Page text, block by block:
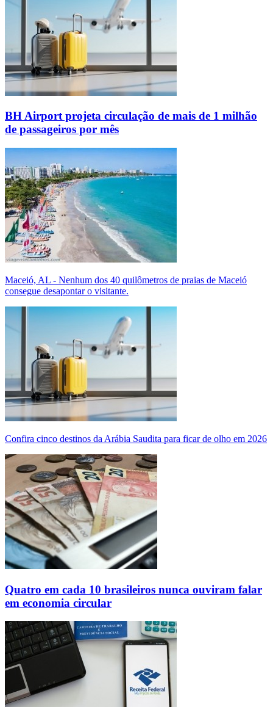
BH Airport projeta circulação de mais de 1 milhão
de passageiros por mês
Maceió, AL - Nenhum dos 40 quilômetros de praias de Maceió
consegue desapontar o visitante.
Confira cinco destinos da Arábia Saudita para ficar de olho em 2026
Quatro em cada 10 brasileiros nunca ouviram falar
em economia circular